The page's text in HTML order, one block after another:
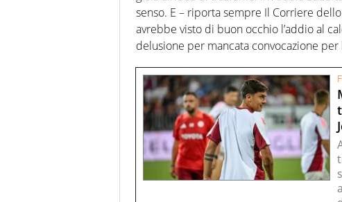
senso. E – riporta sempre Il Corriere
avrebbe visto di buon occhio l’addio al
delusione per mancata convocazione per